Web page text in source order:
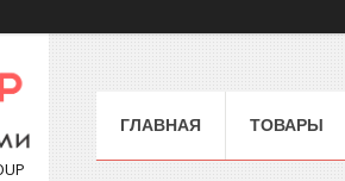
ГЛАВНАЯ ТОВАРЫ